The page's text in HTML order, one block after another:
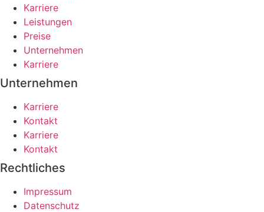
Karriere
Leistungen
Preise
Unternehmen
Karriere
Unternehmen
Karriere
Kontakt
Karriere
Kontakt
Rechtliches
Impressum
Datenschutz